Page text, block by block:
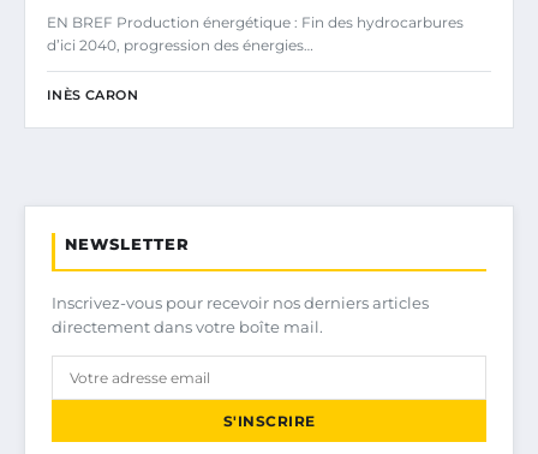
EN BREF Production énergétique : Fin des hydrocarbures
d’ici 2040, progression des énergies…
INÈS CARON
NEWSLETTER
Inscrivez-vous pour recevoir nos derniers articles
directement dans votre boîte mail.
S'INSCRIRE